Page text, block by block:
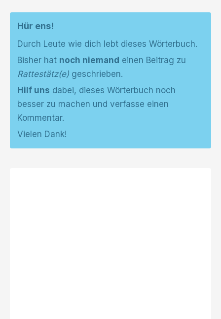
Hür ens!
Durch Leute wie dich lebt dieses Wörterbuch.
Bisher hat noch niemand einen Beitrag zu
Rattestätz(e) geschrieben.
Hilf uns dabei, dieses Wörterbuch noch
besser zu machen und verfasse einen
Kommentar.
Vielen Dank!